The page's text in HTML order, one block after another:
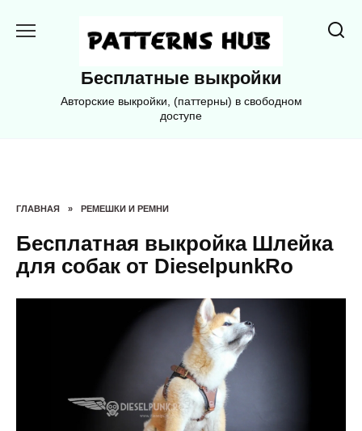
Бесплатные выкройки
Авторские выкройки, (паттерны) в свободном
доступе
ГЛАВНАЯ » РЕМЕШКИ И РЕМНИ
Бесплатная выкройка Шлейка
для собак от DieselpunkRo